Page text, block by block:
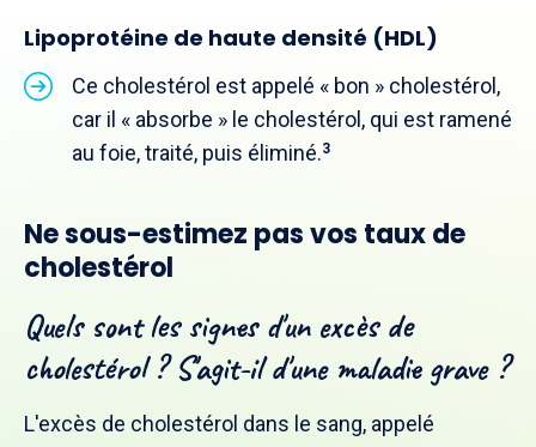
Lipoprotéine de haute densité (HDL)
Ce cholestérol est appelé « bon » cholestérol,
car il « absorbe » le cholestérol, qui est ramené
au foie, traité, puis éliminé.3
Ne sous-estimez pas vos taux de
cholestérol
Quels sont les signes d'un excès de
cholestérol ? S'agit-il d'une maladie grave ?
L'excès de cholestérol dans le sang, appelé